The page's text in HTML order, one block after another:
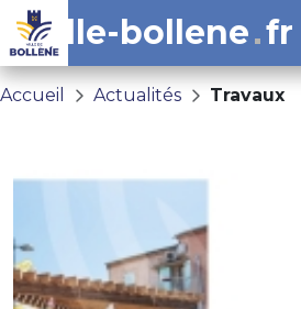
ville-bollene fr
Accueil Actualités Travaux